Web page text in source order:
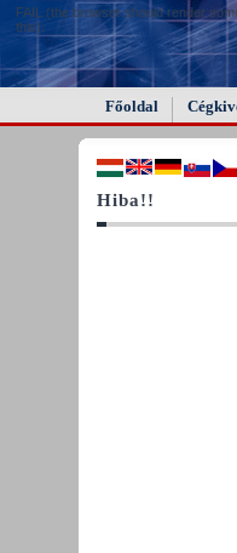
FAIL (the browser should render
this).
Főoldal
Hiba!!